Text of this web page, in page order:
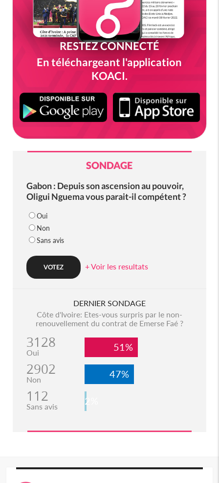
RESTEZ CONNECTÉ
En téléchargeant l'application
KOACI.
SONDAGE
Gabon : Depuis son ascension au pouvoir,
Oligui Nguema vous parait-il compétent ?
Oui
Non
Sans avis
+ Voir les resultats
DERNIER SONDAGE
Côte d'Ivoire: Etes-vous surpris par le non-
renouvellement du contrat de Emerse Faé ?
3128
Oui 51%
2902
Non 47%
112
Sans avis 2%